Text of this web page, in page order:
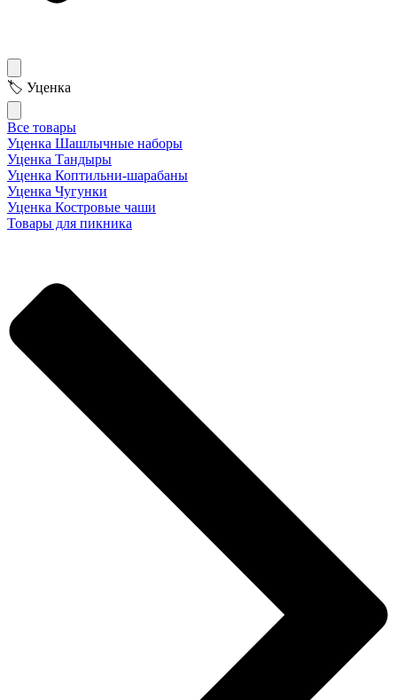
🏷 Уценка
Все товары
Уценка Шашлычные наборы
Уценка Тандыры
Уценка Коптильни-шарабаны
Уценка Чугунки
Уценка Костровые чаши
Товары для пикника